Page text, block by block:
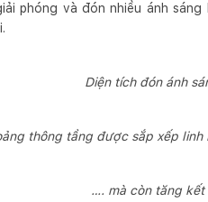
phóng và đón nhiều ánh
Diện tích đón ánh
thông tầng được sắp xếp
…. mà còn tăng